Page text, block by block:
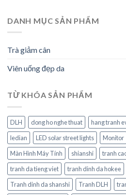
DANH MỤC SẢN PHẨM
Trà giảm cân
Viên uống đẹp da
TỪ KHÓA SẢN PHẨM
DLH dong ho nghe thuat hang tranh
ledian
LED solar street lights Monitor
Màn Hình Máy Tính
shianshi
tranh
tranh da tieng viet
tranh dinh da hokee
Tranh dinh da shanshi
Tranh DLH